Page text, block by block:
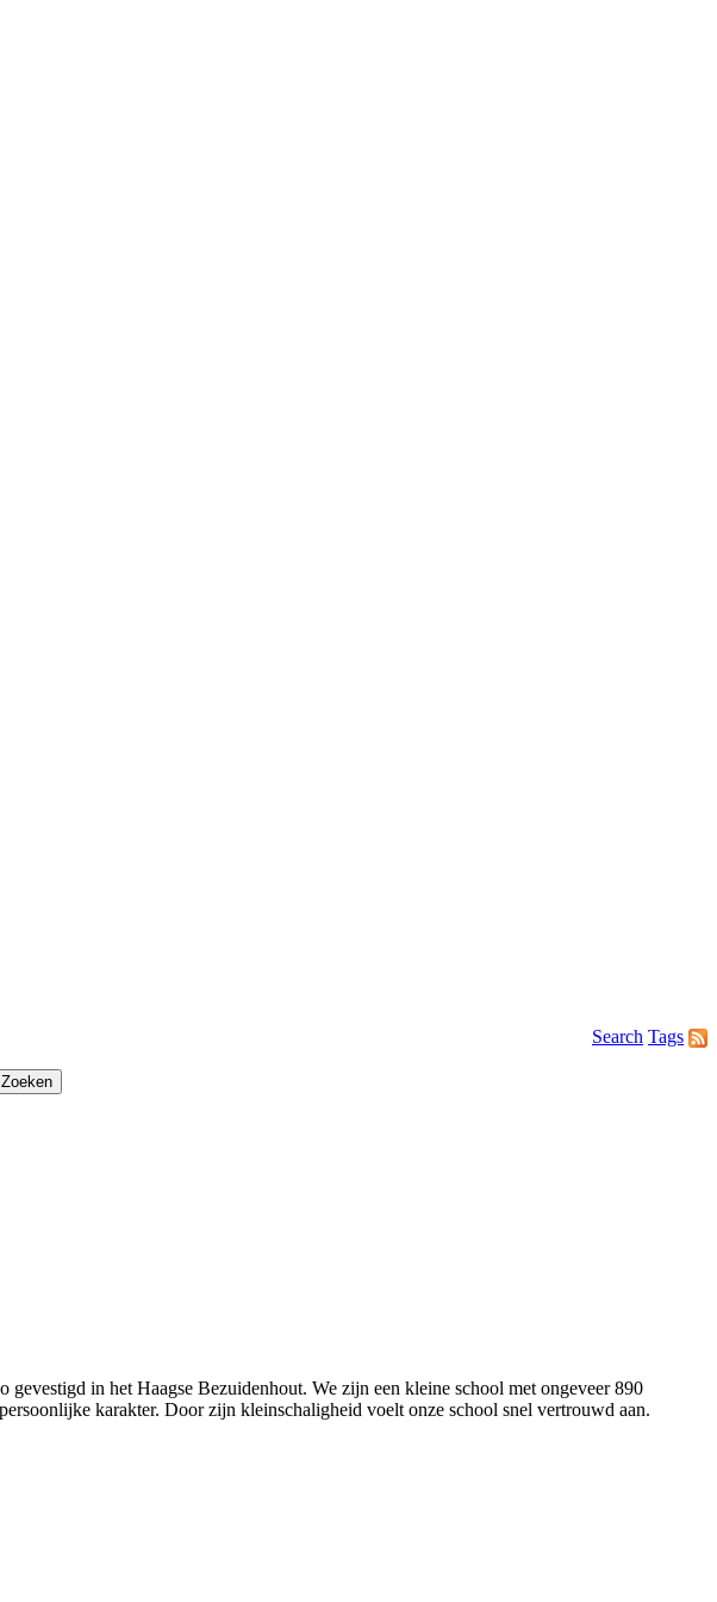
Search Tags
in het Haagse Bezuidenhout. We zijn een kleine school met ongeveer 890
karakter. Door zijn kleinschaligheid voelt onze school snel vertrouwd aan.